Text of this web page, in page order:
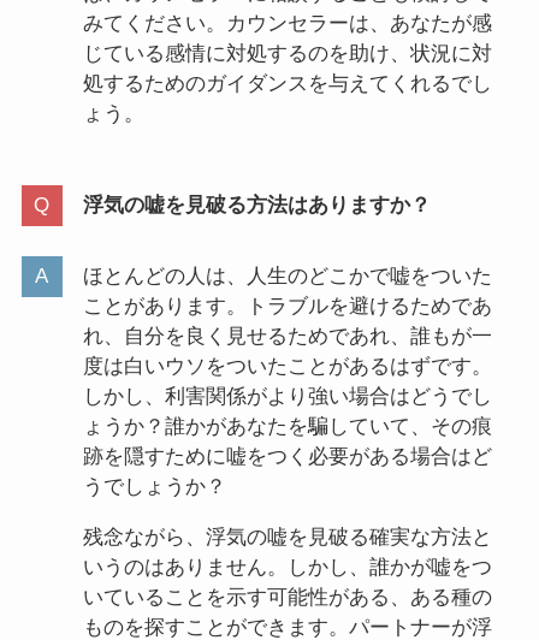
みてください。カウンセラーは、あなたが感
じている感情に対処するのを助け、状況に対
処するためのガイダンスを与えてくれるでし
ょう。
浮気の嘘を見破る方法はありますか？
ほとんどの人は、人生のどこかで嘘をついた
ことがあります。トラブルを避けるためであ
れ、自分を良く見せるためであれ、誰もが一
度は白いウソをついたことがあるはずです。
しかし、利害関係がより強い場合はどうでし
ょうか？誰かがあなたを騙していて、その痕
跡を隠すために嘘をつく必要がある場合はど
うでしょうか？
残念ながら、浮気の嘘を見破る確実な方法と
いうのはありません。しかし、誰かが嘘をつ
いていることを示す可能性がある、ある種の
ものを探すことができます。パートナーが浮